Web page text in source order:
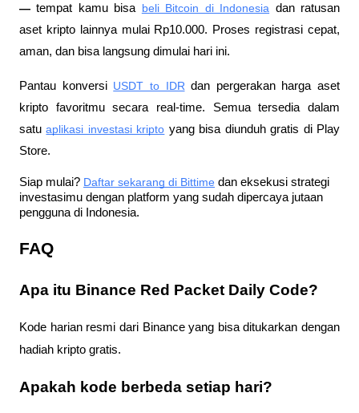
— tempat kamu bisa beli Bitcoin di Indonesia dan ratusan
aset kripto lainnya mulai Rp10.000. Proses registrasi cepat,
aman, dan bisa langsung dimulai hari ini.
Pantau konversi USDT to IDR dan pergerakan harga aset
kripto favoritmu secara real-time. Semua tersedia dalam
satu aplikasi investasi kripto yang bisa diunduh gratis di Play
Store.
Siap mulai? Daftar sekarang di Bittime dan eksekusi strategi
investasimu dengan platform yang sudah dipercaya jutaan
pengguna di Indonesia.
FAQ
Apa itu Binance Red Packet Daily Code?
Kode harian resmi dari Binance yang bisa ditukarkan dengan
hadiah kripto gratis.
Apakah kode berbeda setiap hari?